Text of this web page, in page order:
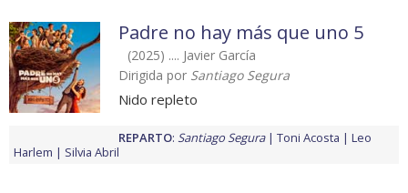
Padre no hay más que uno 5
(2025) .... Javier García
Dirigida por Santiago Segura
Nido repleto
REPARTO: Santiago Segura Toni Acosta
Leo
Harlem
Silvia Abril